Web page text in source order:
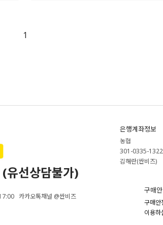
1
선상담불가)
카카오톡채널 @싼비즈
은행계좌정보
농협
301-0335-
김해란(싼비즈)
구매
구매안
이용하